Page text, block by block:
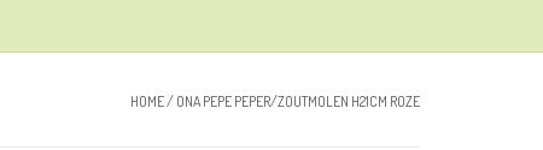
HOME/ ONA PEPE PEPER/ZOUTMOLEN H21CM ROZE